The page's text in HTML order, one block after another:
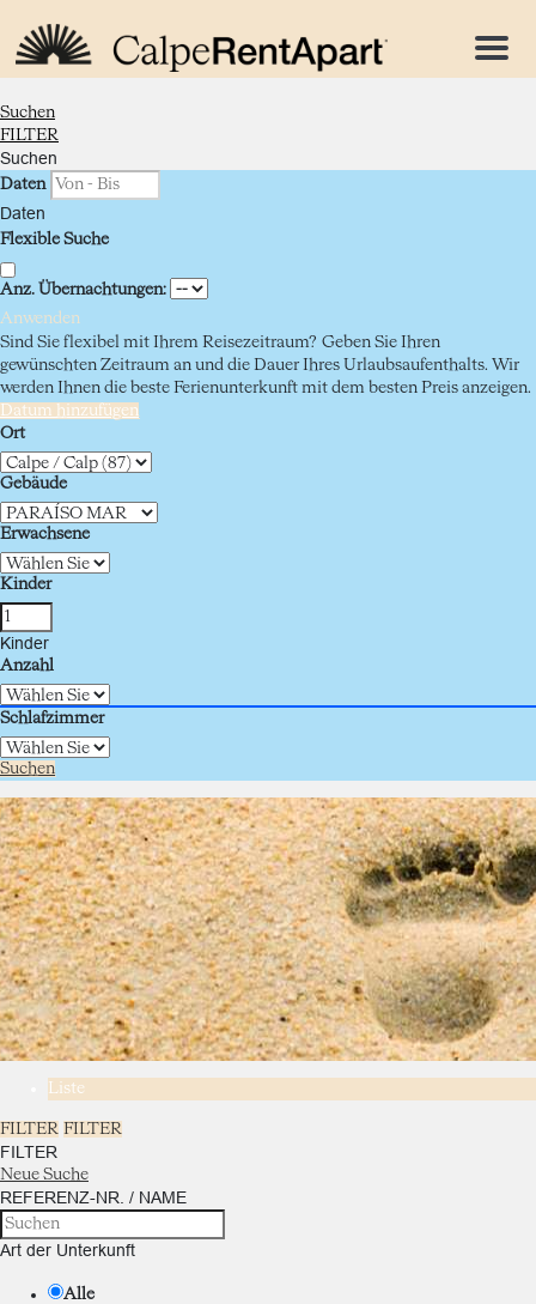
Menu
Suchen
FILTER
Suchen
Daten
Daten
Flexible Suche
Anz. Übernachtungen:
Anwenden
Sind Sie flexibel mit Ihrem Reisezeitraum? Geben Sie Ihren
gewünschten Zeitraum an und die Dauer Ihres Urlaubsaufenthalts. Wir
werden Ihnen die beste Ferienunterkunft mit dem besten Preis anzeigen.
Datum hinzufügen
Ort
Gebäude
Erwachsene
Kinder
Kinder
Anzahl
Schlafzimmer
Suchen
Liste
FILTER FILTER
FILTER
Neue Suche
REFERENZ-NR. / NAME
Art der Unterkunft
Alle